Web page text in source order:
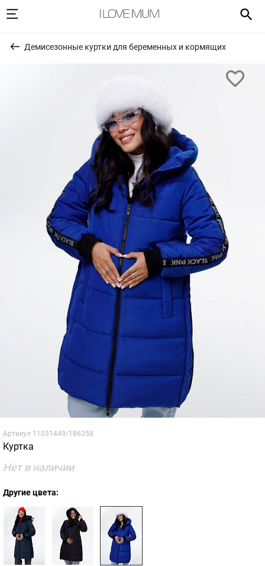
Демисезонные куртки для беременных и кормящих
Артикул 11031449/186358
Куртка
Нет в наличии
Другие цвета: